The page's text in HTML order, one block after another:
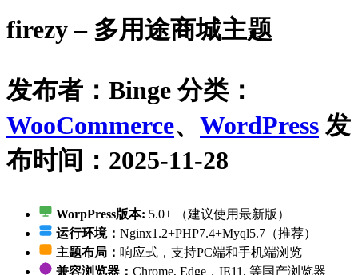
firezy – 多用途商城主题
发布者：Binge 分类：
WooCommerce、 WordPress 发
布时间：2025-11-28
WorpPress版本: 5.0+ （建议使用最新版）
运行环境： Nginx1.2+PHP7.4+Myql5.7（推荐）
主题布局： 响应式，支持PC端和手机端浏览
兼容浏览器： Chrome, Edge，IE11, 等国产浏览器